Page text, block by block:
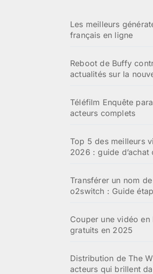
e
r
Les meilleurs
français en ligne
Reboot de Buffy
actualités sur la
Téléfilm Enquête
acteurs complets
Top 5 des meilleurs
2026 : guide d’achat
Transférer un nom
o2switch : Guide
Couper une vidéo
gratuits en 2025
Distribution de The
acteurs qui brillent